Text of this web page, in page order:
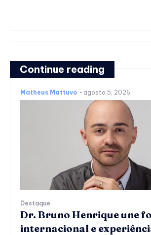
Continue reading
Matheus Mattuvo - agosto 5, 2026
Destaque
Dr. Bruno Henrique une
internacional e